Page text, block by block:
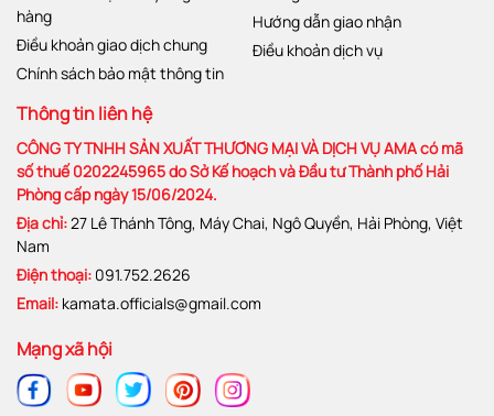
hàng
Điều khoản giao dịch chung
Chính sách bảo mật thông tin
Hướng dẫn giao nhận
Điều khoản dịch vụ
Thông tin liên hệ
CÔNG TY TNHH SẢN XUẤT THƯƠNG MẠI VÀ DỊCH VỤ AMA có mã
số thuế 0202245965 do Sở Kế hoạch và Đầu tư Thành phố Hải
Phòng cấp ngày 15/06/2024.
Địa chỉ:27 Lê Thánh Tông, Máy Chai, Ngô Quyền, Hải Phòng, Việt
Nam
Điện thoại: 091.752.2626
Email: kamata.officials@gmail.com
Mạng xã hội